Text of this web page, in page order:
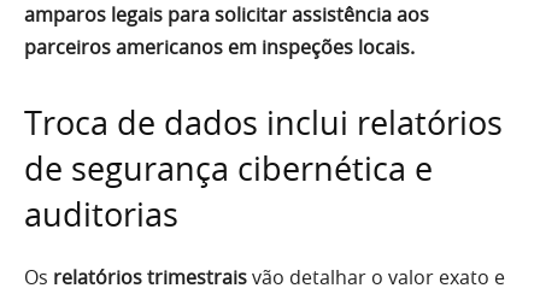
amparos legais para solicitar assistência aos
parceiros americanos em inspeções locais.
Troca de dados inclui relatórios
de segurança cibernética e
auditorias
Os relatórios trimestraisvão detalhar o valor exato e